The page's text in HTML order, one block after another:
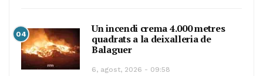
04
Un incendi crema 4.000 metres
quadrats a la deixalleria de
Balaguer
6, agost, 2026 - 09:58